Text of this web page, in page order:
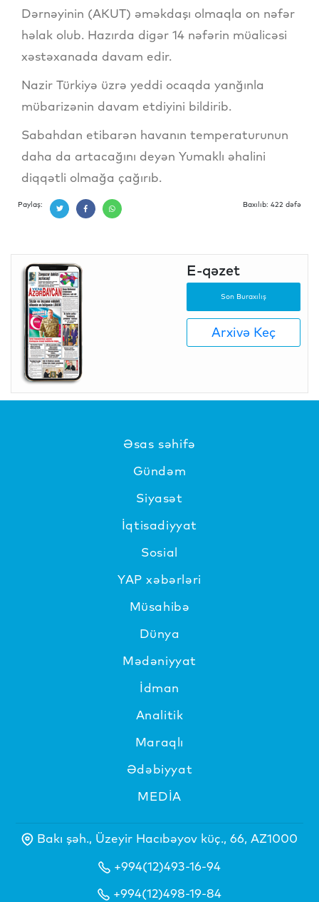
Dərnəyinin (AKUT) əməkdaşı olmaqla on nəfər
həlak olub. Hazırda digər 14 nəfərin müalicəsi
xəstəxanada davam edir.
Nazir Türkiyə üzrə yeddi ocaqda yanğınla
mübarizənin davam etdiyini bildirib.
Sabahdan etibarən havanın temperaturunun
daha da artacağını deyən Yumaklı əhalini
diqqətli olmağa çağırıb.
Paylaş: Baxılıb: 422 dəfə
E-qəzet
Son Buraxılış
Arxivə Keç
Əsas səhifə
Gündəm
Siyasət
İqtisadiyyat
Sosial
YAP xəbərləri
Müsahibə
Dünya
Mədəniyyat
İdman
Analitik
Maraqlı
Ədəbiyyat
MEDİA
Bakı şəh., Üzeyir Hacıbəyov küç., 66, AZ1000
+994(12)493-16-94
+994(12)498-19-84